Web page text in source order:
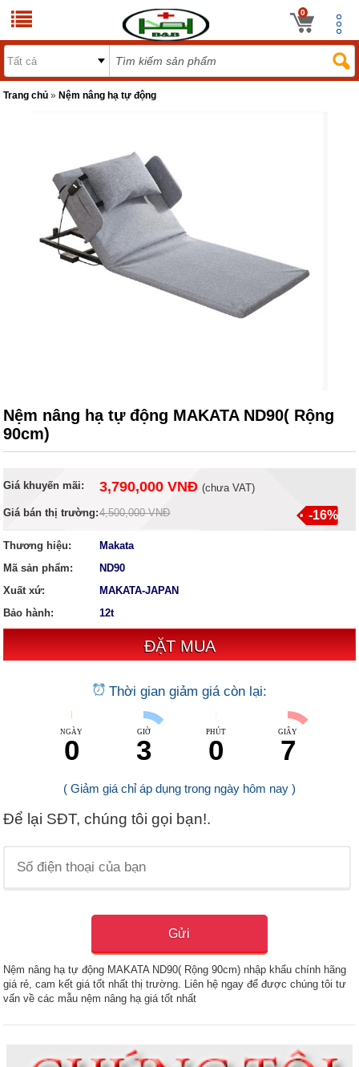
0
Trang chủ »Nệm nâng hạ tự động
Nệm nâng hạ tự động MAKATA ND90( Rộng
90cm)
Giá khuyến mãi: 3,790,000 VNĐ (chưa VAT)
Giá bán thị trường:4,500,000 VNĐ -16%
Thương hiệu:
Makata
Mã sản phẩm:
ND90
Xuất xứ:
MAKATA-JAPAN
Bảo hành:
12t
Thời gian giảm giá còn lại:
NGÀY
0
GIỜ
3
PHÚT
0
GIÂY
6
( Giảm giá chỉ áp dụng trong ngày hôm nay )
Để lại SĐT, chúng tôi gọi bạn!.
Nệm nâng hạ tự động MAKATA ND90( Rộng 90cm) nhập khẩu chính hãng
giá rẻ, cam kết giá tốt nhất thị trường. Liên hệ ngay để được chúng tôi tư
vấn về các mẫu nệm nâng hạ giá tốt nhất